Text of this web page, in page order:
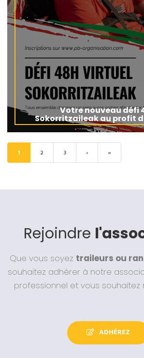
Votre nouveau défi
Sokorritzaileak au profit
1 2 3 › »
Rejoindre
Que vous soyez traileurs ou
souhaitez adhérer à notre
professionnel et vous souhaitez
ADHÉREZ